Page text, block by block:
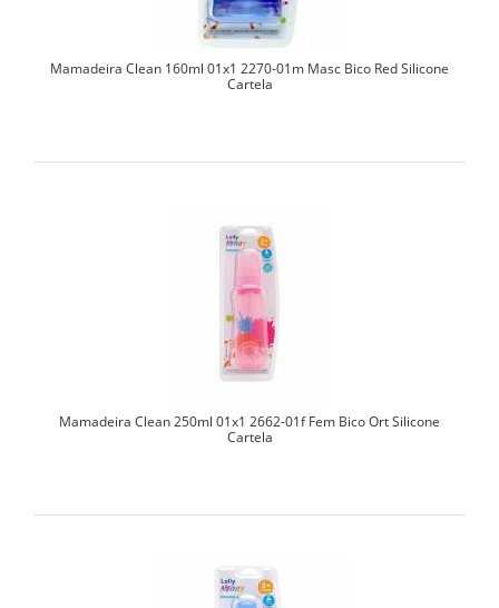
Mamadeira Clean 160ml 01x1 2270-01m Masc Bico Red Silicone
Cartela
Mamadeira Clean 250ml 01x1 2662-01f Fem Bico Ort Silicone
Cartela